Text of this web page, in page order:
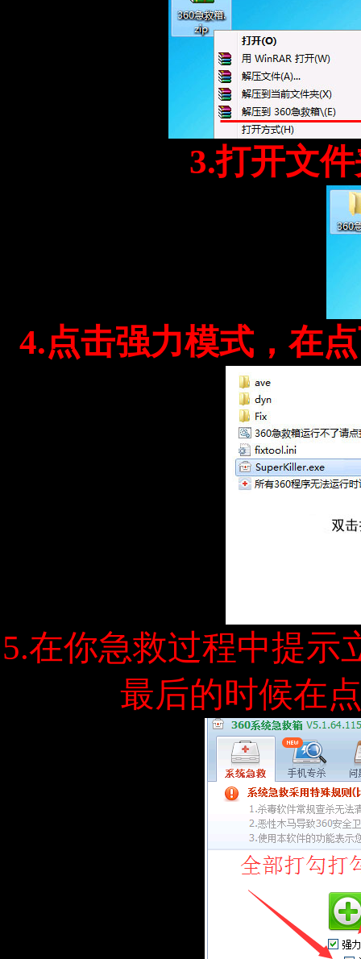
3.打开文
4.点击强力模式，在
5.在你急救过程中提示
最后的时候在